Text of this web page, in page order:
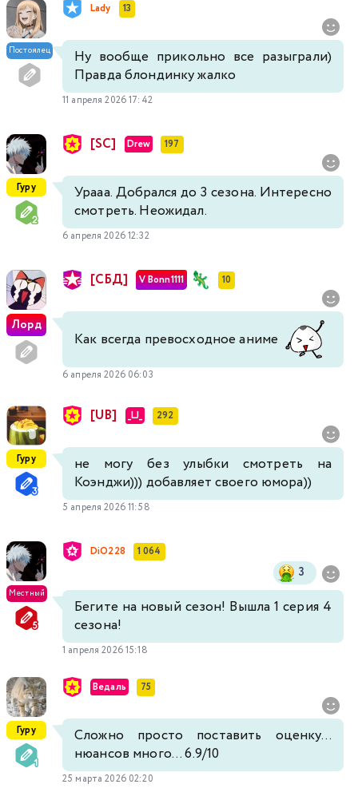
Постоялец
Lady 13
Ну вообще прикольно все разыграли)
Правда блондинку жалко
11 апреля 2026 17:42
Гуру
[SC] Drew 197
Урааа. Добрался до 3 сезона. Интересно
смотреть. Неожидал.
6 апреля 2026 12:32
Лорд
[СБД] V Bonn1111 10
Как всегда превосходное аниме
6 апреля 2026 06:03
Гуру
[UB] _LJ_ 292
не могу без улыбки смотреть на
Коэнджи))) добавляет своего юмора))
5 апреля 2026 11:58
Местный
DiO228 1 064
3
Бегите на новый сезон! Вышла 1 серия 4
сезона!
1 апреля 2026 15:18
Гуру
Ведаль 75
Сложно просто поставить оценку...
нюансов много... 6.9/10
25 марта 2026 02:20